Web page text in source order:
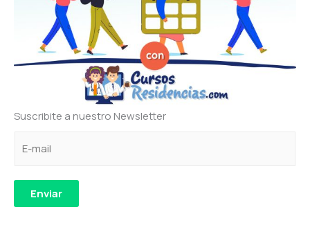
Suscribite a nuestro Newsletter
e
e
e
Enviar